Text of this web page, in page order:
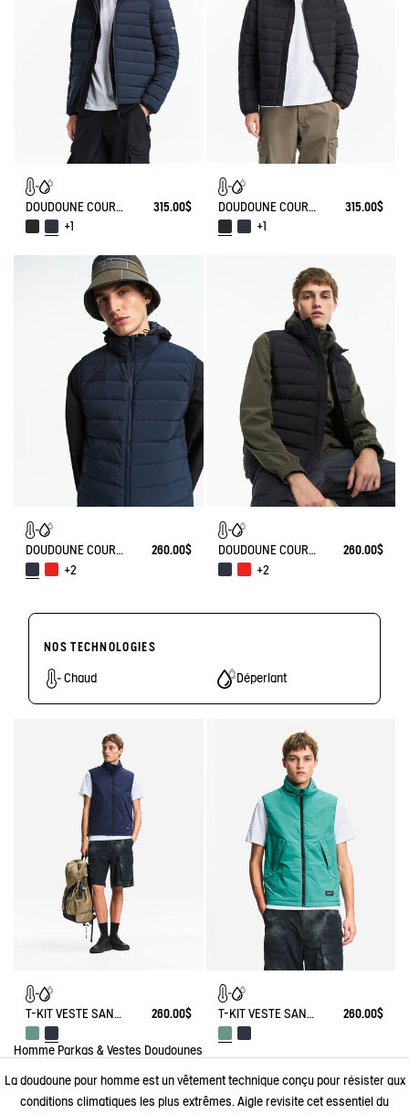
DOUDOUNE COURTE T-KIT DÉPERLANTE AVEC MATELASSAGE EN DUVETS ET PLUMES
315.00$
+1
DOUDOUNE COURTE T-KIT DÉPERLANTE AVEC MATELASSAGE EN DUVETS ET PLUMES
315.00$
+1
DOUDOUNE COURTE T-KIT SANS MANCHE DÉPERLANTE AVEC MATELASSAGE EN DUVETS ET PLUMES
260.00$
+2
DOUDOUNE COURTE T-KIT SANS MANCHE DÉPERLANTE AVEC MATELASSAGE EN DUVETS ET PLUMES
260.00$
+2
NOS TECHNOLOGIES
Chaud Déperlant
T-KIT VESTE SANS-MANCHES EN DUVET LÉGER DÉPERLANT 260.00$ T-KIT VESTE SANS-MANCHES EN DUVET LÉGER DÉPERLANT 260.00$
Homme Parkas & Vestes Doudounes
La doudoune pour homme est un vêtement technique conçu pour résister aux
conditions climatiques les plus extrêmes. Aigle revisite cet essentiel du